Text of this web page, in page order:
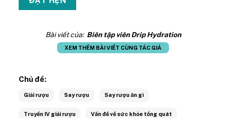
Bài viết của: Biên tập viên Drip Hydration
XEM THÊM BÀI VIẾT CÙNG TÁC GIẢ
Chủ đề:
Giải rượu Say rượu Say rượu ăn gì
Truyền IV giải rượu Vấn đề về sức khỏe tổng quát